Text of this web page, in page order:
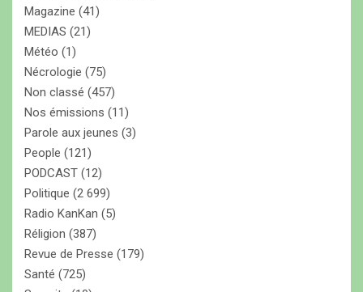
Magazine (41)
MEDIAS (21)
Météo (1)
Nécrologie (75)
Non classé (457)
Nos émissions (11)
Parole aux jeunes (3)
People (121)
PODCAST (12)
Politique (2 699)
Radio KanKan (5)
Réligion (387)
Revue de Presse (179)
Santé (725)